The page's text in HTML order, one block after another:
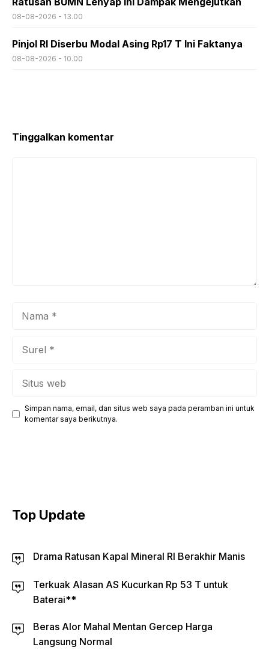
08-08-2026 - 13.00
Pinjol RI Diserbu Modal Asing Rp17 T Ini Faktanya
08-08-2026 - 10.00
Tinggalkan komentar
Simpan nama, email, dan situs web saya pada peramban ini untuk
komentar saya berikutnya.
Top Update
Drama Ratusan Kapal Mineral RI Berakhir Manis
Terkuak Alasan AS Kucurkan Rp 53 T untuk
Baterai**
Beras Alor Mahal Mentan Gercep Harga
Langsung Normal